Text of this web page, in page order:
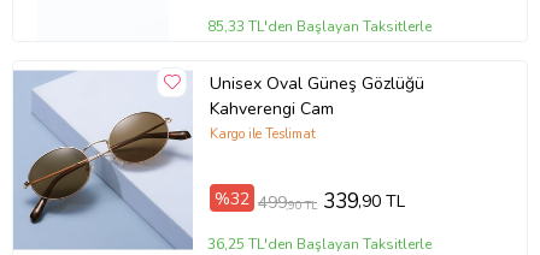
85,33 TL'den Başlayan Taksitlerle
Unisex Oval Güneş Gözlüğü
Kahverengi Cam
Kargo ile Teslimat
%32 499,90 TL 339,90 TL
36,25 TL'den Başlayan Taksitlerle